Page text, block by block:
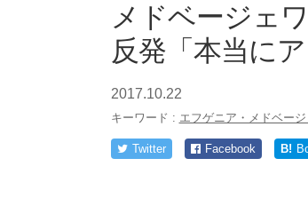
メドベージェ
反発「本当にア
2017.10.22
キーワード : エフゲニア・メドベージ
Twitter Facebook B!